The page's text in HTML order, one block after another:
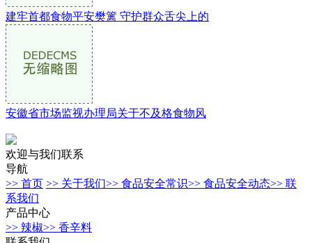
建牢首都食物平安樊篱 守护群众舌尖上的
安徽省市场监视办理局关于不及格食物风
欢迎与我们联系
导航
>> 首页 >> 关于我们>> 食品安全常识>> 食品安全动态>> 联
系我们
产品中心
>> 辣椒>> 香辛料